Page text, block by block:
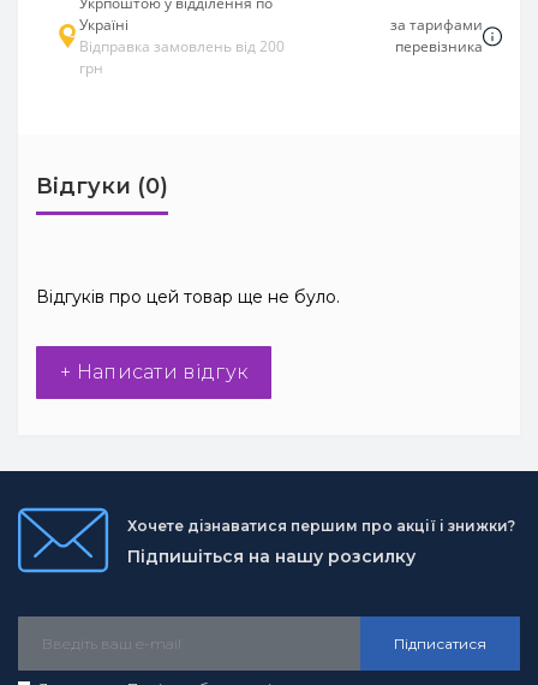
Україні
Відправка замовлень від 200
грн
за тарифами
перевізника
Відгуки (0)
Відгуків про цей товар ще не було.
+ Написати відгук
Хочете дізнаватися першим про акції і знижки?
Підпишіться на нашу розсилку
Підписатися